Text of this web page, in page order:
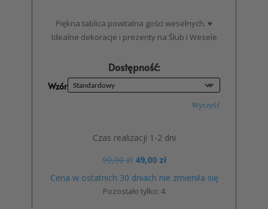
Piękna tablica powitalna gości weselnych. ♥
Idealne dekoracje i prezenty na Ślub i Wesele
Dostępność:
Wzór
Wyczyść
Czas realizacji 1-2 dni
99,00zł Pierwotna
cena
wynosiła:
49,00 złAktualna
Cena w ostatnich 30 dniach nie zmieniła się
Pozostało tylko: 4